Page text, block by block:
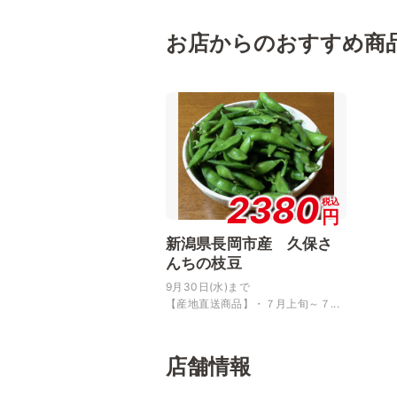
お店からのおすすめ商
2380税込
円
新潟県長岡市産 久保さ
んちの枝豆
9月30日(水)まで
【産地直送商品】・７月上旬～７...
店舗情報